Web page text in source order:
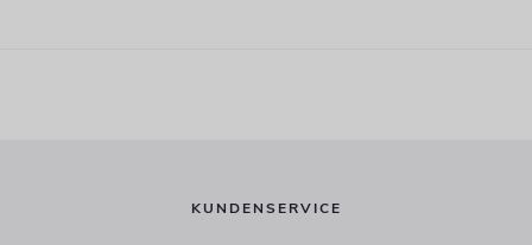
KUNDENSERVICE